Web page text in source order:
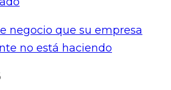
negocio que su empresa
no está haciendo